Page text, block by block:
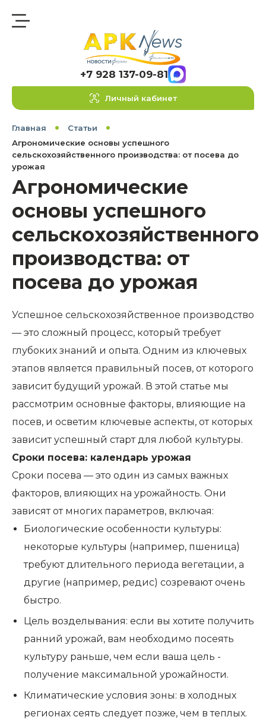
+7 928 137-09-81
Личный кабинет
Главная
Статьи
Агрономические основы успешного
сельскохозяйственного производства: от посева до
урожая
Агрономические
основы успешного
сельскохозяйственного
производства: от
посева до урожая
Успешное сельскохозяйственное производство
— это сложный процесс, который требует
глубоких знаний и опыта. Одним из ключевых
этапов является правильный посев, от которого
зависит будущий урожай. В этой статье мы
рассмотрим основные факторы, влияющие на
посев, и осветим ключевые аспекты, от которых
зависит успешный старт для любой культуры.
Сроки посева: календарь урожая
Сроки посева — это один из самых важных
факторов, влияющих на урожайность. Они
зависят от многих параметров, включая:
Биологические особенности культуры:
некоторые культуры (например, пшеница)
требуют длительного периода вегетации, а
другие (например, редис) созревают очень
быстро.
Цель возделывания: если вы хотите получить
ранний урожай, вам необходимо посеять
культуру раньше, чем если ваша цель -
получение максимальной урожайности.
Климатические условия зоны: в холодных
регионах сеять следует позже, чем в теплых.